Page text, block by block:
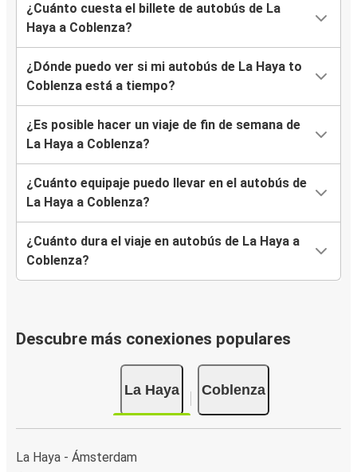
¿Cuánto cuesta el billete de autobús de La
Haya a Coblenza?
¿Dónde puedo ver si mi autobús de La Haya to
Coblenza está a tiempo?
¿Es posible hacer un viaje de fin de semana de
La Haya a Coblenza?
¿Cuánto equipaje puedo llevar en el autobús de
La Haya a Coblenza?
¿Cuánto dura el viaje en autobús de La Haya a
Coblenza?
Descubre más conexiones populares
La Haya Coblenza
La Haya - Ámsterdam